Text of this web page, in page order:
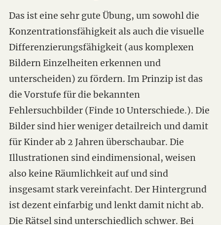
Das ist eine sehr gute Übung, um sowohl die
Konzentrationsfähigkeit als auch die visuelle
Differenzierungsfähigkeit (aus komplexen
Bildern Einzelheiten erkennen und
unterscheiden) zu fördern. Im Prinzip ist das
die Vorstufe für die bekannten
Fehlersuchbilder (Finde 10 Unterschiede.). Die
Bilder sind hier weniger detailreich und damit
für Kinder ab 2 Jahren überschaubar. Die
Illustrationen sind eindimensional, weisen
also keine Räumlichkeit auf und sind
insgesamt stark vereinfacht. Der Hintergrund
ist dezent einfarbig und lenkt damit nicht ab.
Die Rätsel sind unterschiedlich schwer. Bei